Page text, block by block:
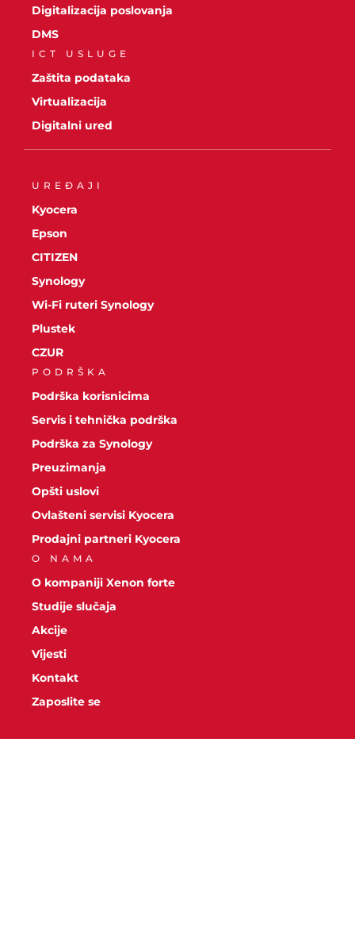
Digitalizacija poslovanja
DMS
ICT USLUGE
Zaštita podataka
Virtualizacija
Digitalni ured
UREĐAJI
Kyocera
Epson
CITIZEN
Synology
Wi-Fi ruteri Synology
Plustek
CZUR
PODRŠKA
Podrška korisnicima
Servis i tehnička podrška
Podrška za Synology
Preuzimanja
Opšti uslovi
Ovlašteni servisi Kyocera
Prodajni partneri Kyocera
O NAMA
O kompaniji Xenon forte
Studije slučaja
Akcije
Vijesti
Kontakt
Zaposlite se